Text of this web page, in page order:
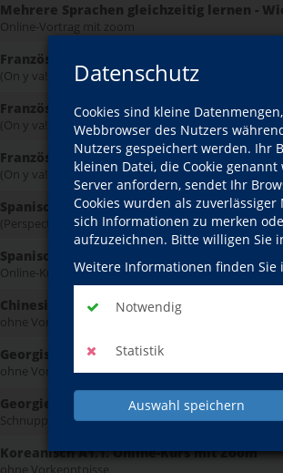
Datenschutz
Cookies sind kleine
Webbrowser des Nutzers
Nutzers gespeichert werden. Ihr
kleinen Datei, die Cookie
Server anfordern, sendet Ihr
Cookies wurden als
sich Informationen zu merken
aufzuzeichnen. Bitte willigen Sie
Weitere Informationen finden Sie
Notwendig
Statistik
Auswahl speichern
Mehrere Sprachen gleichzeitig lernen -
Online-Vortrag mit zoom
Französisch A2 – Online-Kurs mit Zoom
(On y va! A2, ab Lektion 8)
Französisch B1 – am Abend Online-Kurs
(On y va! B1, ab Lektion 2)
Französisch B1 – am Abend Online-Kurs
(On y va! B1, ab Lektion 2)
Spanisch A1 - am Vormittag, Online-Kurs
(Perspectivas Contigo A1, ab Lektion 1)
Spanisch - Fit für B1+ Sprachliche Fallen
Online-Kurs mit vhs.cloud
Chinesisch A1.1 - Online-Kurs mit Zoom
ohne Vorkenntnisse
Georgisch A1.1 - am Abend Online-Kurs mit
ohne Vorkenntnisse
Georgien entdecken - Sprache, Kultur &
Schnupperkurs, ohne Vorkenntnisse
Koreanisch A1.1. Online-Kurs mit Zoom
ohne Vorkenntnisse